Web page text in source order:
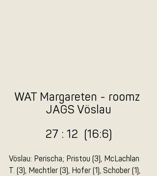
WAT Margareten - roomz
JAGS Vöslau
27 : 12  (16:6)
Vöslau: Perischa; Pristou (3), McLachlan
T. (3), Mechtler (3), Hofer (1), Schober (1),